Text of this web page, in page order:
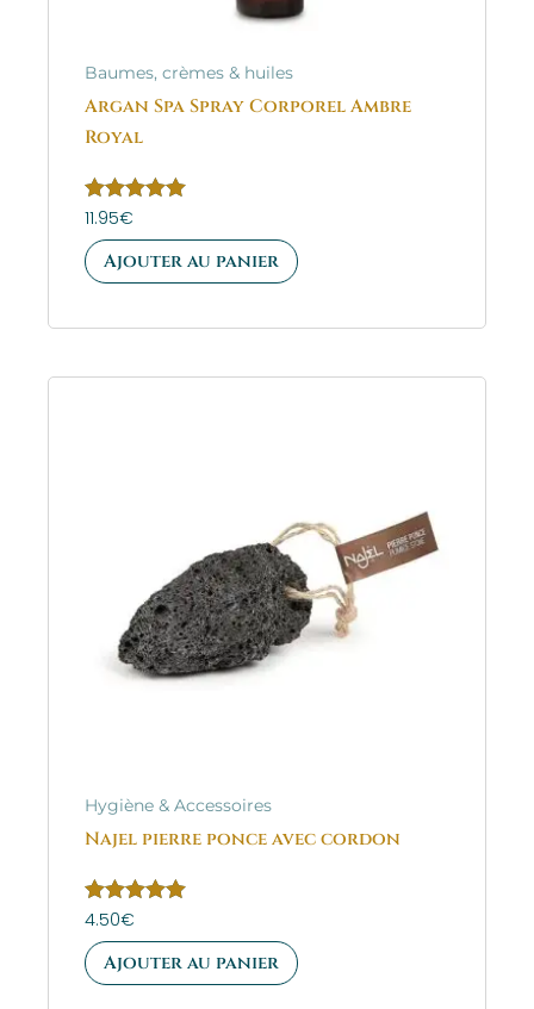
Baumes, crèmes & huiles
Argan Spa Spray Corporel Ambre
Royal
Note
sur 5
11.95€
Ajouter au panier
Hygiène & Accessoires
Najel pierre ponce avec cordon
Note
5.00
sur 5
4.50€
Ajouter au panier